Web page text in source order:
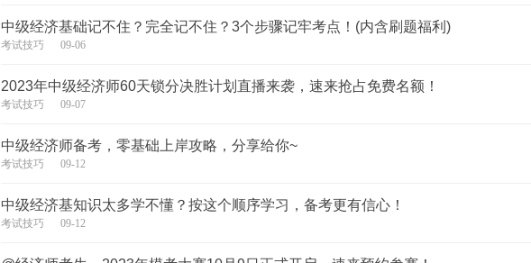
中级经济基础记不住？完全记不住？3个步骤记牢考点！(内含刷题福利)
考试技巧 09-06
2023年中级经济师60天锁分决胜计划直播来袭，速来抢占免费名额！
考试技巧 09-07
中级经济师备考，零基础上岸攻略，分享给你~
考试技巧 09-12
中级经济基知识太多学不懂？按这个顺序学习，备考更有信心！
考试技巧 09-12